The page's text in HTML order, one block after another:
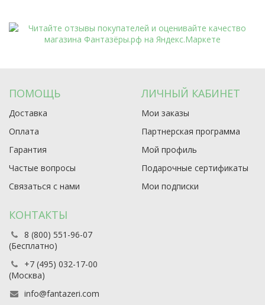
ПОМОЩЬ
Доставка
Оплата
Гарантия
Частые вопросы
Связаться с нами
ЛИЧНЫЙ КАБИНЕТ
Мои заказы
Партнерская программа
Мой профиль
Подарочные сертификаты
Мои подписки
КОНТАКТЫ
8 (800) 551-96-07
(Бесплатно)
+7 (495) 032-17-00
(Москва)
info@fantazeri.com